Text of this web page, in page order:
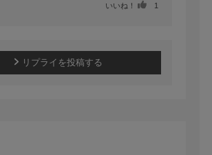
いいね！ 1
リプライを投稿する